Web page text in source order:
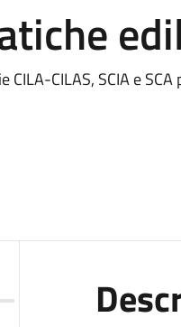
CILAS, SCIA e